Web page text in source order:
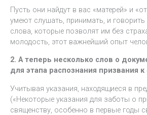
Пусть они найдут в вас «матерей» и
умеют слушать, принимать, и
слова, которые позволят им без
молодость, этот важнейший опыт
2. А теперь несколько слов о
для этапа распознания призвания
Учитывая указания, находящиеся в
(«Некоторые указания для заботы о
священству, особенно в первые годы